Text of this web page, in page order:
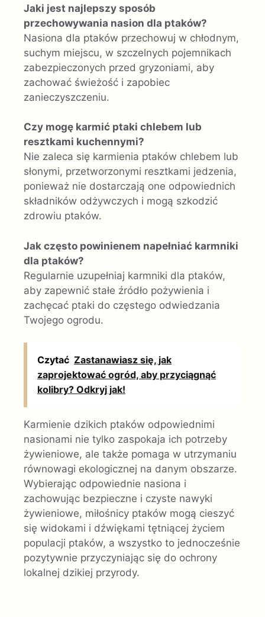
Jaki jest najlepszy sposób
przechowywania nasion dla ptaków?
Nasiona dla ptaków przechowuj w chłodnym,
suchym miejscu, w szczelnych pojemnikach
zabezpieczonych przed gryzoniami, aby
zachować świeżość i zapobiec
zanieczyszczeniu.
Czy mogę karmić ptaki chlebem lub
resztkami kuchennymi?
Nie zaleca się karmienia ptaków chlebem lub
słonymi, przetworzonymi resztkami jedzenia,
ponieważ nie dostarczają one odpowiednich
składników odżywczych i mogą szkodzić
zdrowiu ptaków.
Jak często powinienem napełniać karmniki
dla ptaków?
Regularnie uzupełniaj karmniki dla ptaków,
aby zapewnić stałe źródło pożywienia i
zachęcać ptaki do częstego odwiedzania
Twojego ogrodu.
Czytać Zastanawiasz się, jak
zaprojektować ogród, aby przyciągnąć
kolibry? Odkryj jak!
Karmienie dzikich ptaków odpowiednimi
nasionami nie tylko zaspokaja ich potrzeby
żywieniowe, ale także pomaga w utrzymaniu
równowagi ekologicznej na danym obszarze.
Wybierając odpowiednie nasiona i
zachowując bezpieczne i czyste nawyki
żywieniowe, miłośnicy ptaków mogą cieszyć
się widokami i dźwiękami tętniącej życiem
populacji ptaków, a wszystko to jednocześnie
pozytywnie przyczyniając się do ochrony
lokalnej dzikiej przyrody.